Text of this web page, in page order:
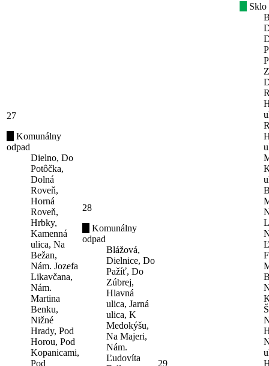
27
Komunálny
odpad
Dielno, Do
Potôčka,
Dolná
Roveň,
Horná
Roveň,
Hrbky,
Kamenná
ulica, Na
Bežan,
Nám. Jozefa
Likavčana,
Nám.
Martina
Benku,
Nižné
Hrady, Pod
Horou, Pod
Kopanicami,
Pod
28
Komunálny
odpad
Blážová,
Dielnice, Do
Pažíť, Do
Zúbrej,
Hlavná
ulica, Jarná
ulica, K
Medokýšu,
Na Majeri,
Nám.
Ľudovíta
29
Sklo